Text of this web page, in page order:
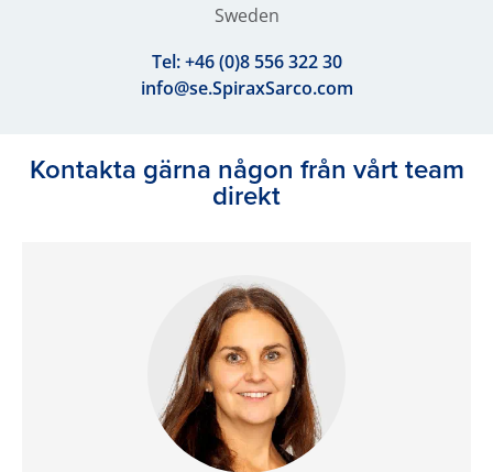
Sweden
Tel:+46 (0)8 556 322 30
info@se.SpiraxSarco.com
Kontakta gärna någon från vårt team
direkt